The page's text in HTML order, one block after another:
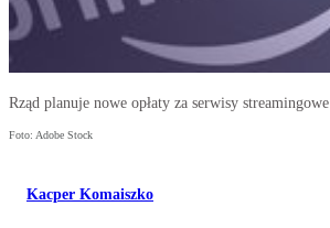
Rząd planuje nowe opłaty za serwisy streamingowe
Foto: Adobe Stock
Kacper Komaiszko